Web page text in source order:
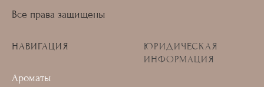
Все права защищены
НАВИГАЦИЯ
Ароматы
ЮРИДИЧЕСКАЯ
ИНФОРМАЦИЯ